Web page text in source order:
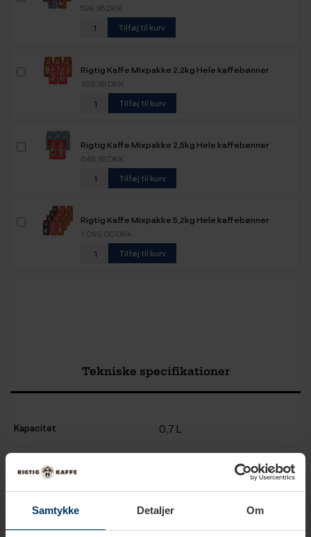
Samtykke Detaljer Om
599,95 DKK
Tilføj til kurv
Rigtig Kaffe Mixpakke 2,2kg Hele kaffebønner
499,95 DKK
Tilføj til kurv
Rigtig Kaffe Mixpakke 2,5kg Hele kaffebønner
649,95 DKK
Tilføj til kurv
Rigtig Kaffe Mixpakke 5,2kg Hele kaffebønner
1.099,00 DKK
Tilføj til kurv
Tekniske specifikationer
Kapacitet 0,7 L
Materiale Glas